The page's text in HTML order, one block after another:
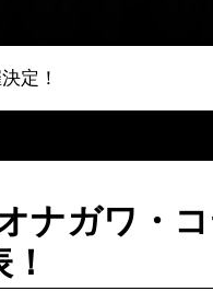
定！
ナガワ・コ